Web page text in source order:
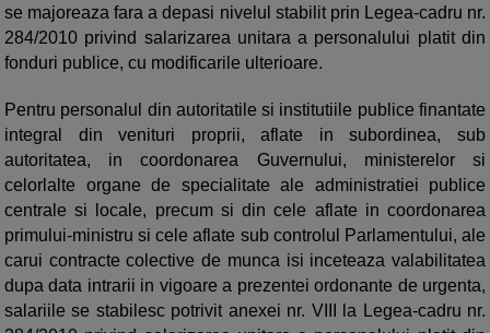
se majoreaza fara a depasi nivelul stabilit prin Legea-cadru nr.
284/2010 privind salarizarea unitara a personalului platit din
fonduri publice, cu modificarile ulterioare.
Pentru personalul din autoritatile si institutiile publice finantate
integral din venituri proprii, aflate in subordinea, sub
autoritatea, in coordonarea Guvernului, ministerelor si
celorlalte organe de specialitate ale administratiei publice
centrale si locale, precum si din cele aflate in coordonarea
primului-ministru si cele aflate sub controlul Parlamentului, ale
carui contracte colective de munca isi inceteaza valabilitatea
dupa data intrarii in vigoare a prezentei ordonante de urgenta,
salariile se stabilesc potrivit anexei nr. VIII la Legea-cadru nr.